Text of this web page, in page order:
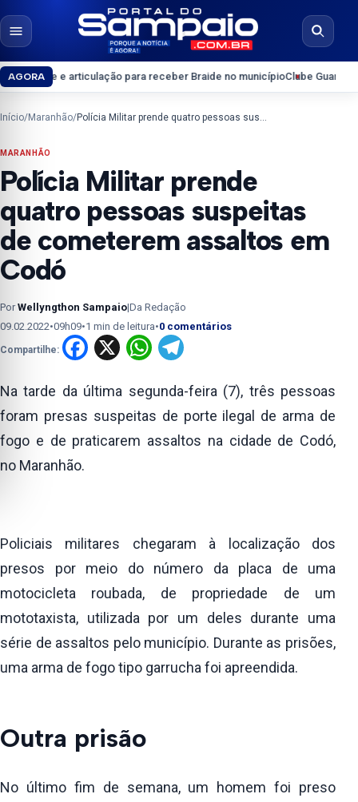
Pular para o conteúdo
Abrir menu
Abrir
AGORA
articulação para receber Braide no municípioClube Guarapary convoca
Início/Maranhão/ Polícia Militar prende quatro pessoas suspeitas de cometerem assaltos em Codó
MARANHÃO
Polícia Militar prende
quatro pessoas suspeitas
de cometerem assaltos em
Codó
PorWellyngthon Sampaio|Da Redação
09.02.2022•09h09•1 min de leitura•0 comentários
Compartilhe: Facebook
X WhatsApp
Na tarde da última segunda-feira (7), três pessoas
foram presas suspeitas de porte ilegal de arma de
fogo e de praticarem assaltos na cidade de Codó,
no Maranhão.
Policiais militares chegaram à localização dos
presos por meio do número da placa de uma
motocicleta roubada, de propriedade de um
mototaxista, utilizada por um deles durante uma
série de assaltos pelo município. Durante as prisões,
uma arma de fogo tipo garrucha foi apreendida.
Outra prisão
No último fim de semana, um homem foi preso